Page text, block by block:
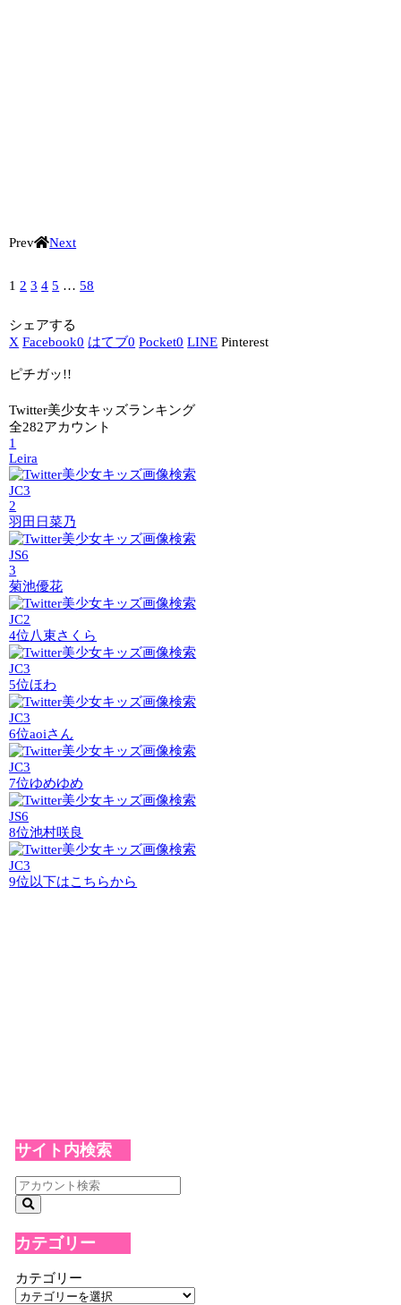
Prev Next
1 2 3 4 5 … 58
シェアする
X Facebook0 はてブ0 Pocket0 LINE Pinterest
ピチガッ!!
Twitter美少女キッズランキング
全282アカウント
1
Leira
JC3
2
羽田日菜乃
JS6
3
菊池優花
JC2
4位八束さくら
JC3
5位ほわ
JC3
6位aoiさん
JC3
7位ゆめゆめ
JS6
8位池村咲良
JC3
9位以下はこちらから
サイト内検索
カテゴリー
カテゴリー